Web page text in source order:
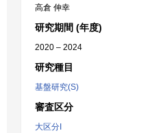
高倉 伸幸
研究期間 (年度)
2020 – 2024
研究種目
基盤研究(S)
審査区分
大区分I